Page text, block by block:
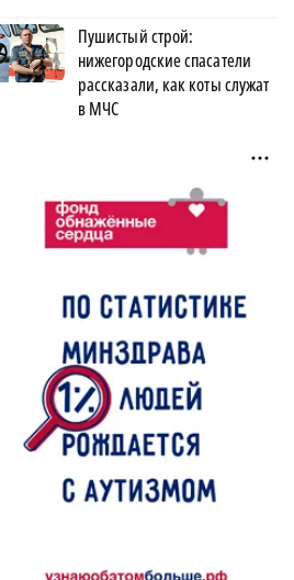
Пушистый строй:
нижегородские спасатели
рассказали, как коты служат
в МЧС